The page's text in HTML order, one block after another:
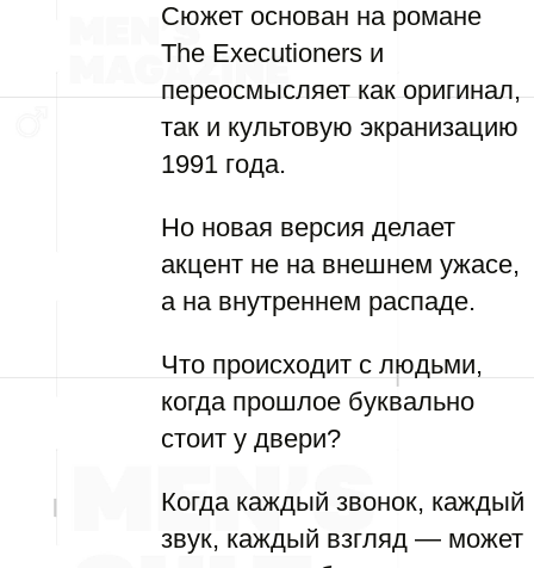
Сюжет основан на романе
The Executioners и
переосмысляет как оригинал,
так и культовую экранизацию
1991 года.
Но новая версия делает
акцент не на внешнем ужасе,
а на внутреннем распаде.
Что происходит с людьми,
когда прошлое буквально
стоит у двери?
Когда каждый звонок, каждый
звук, каждый взгляд — может